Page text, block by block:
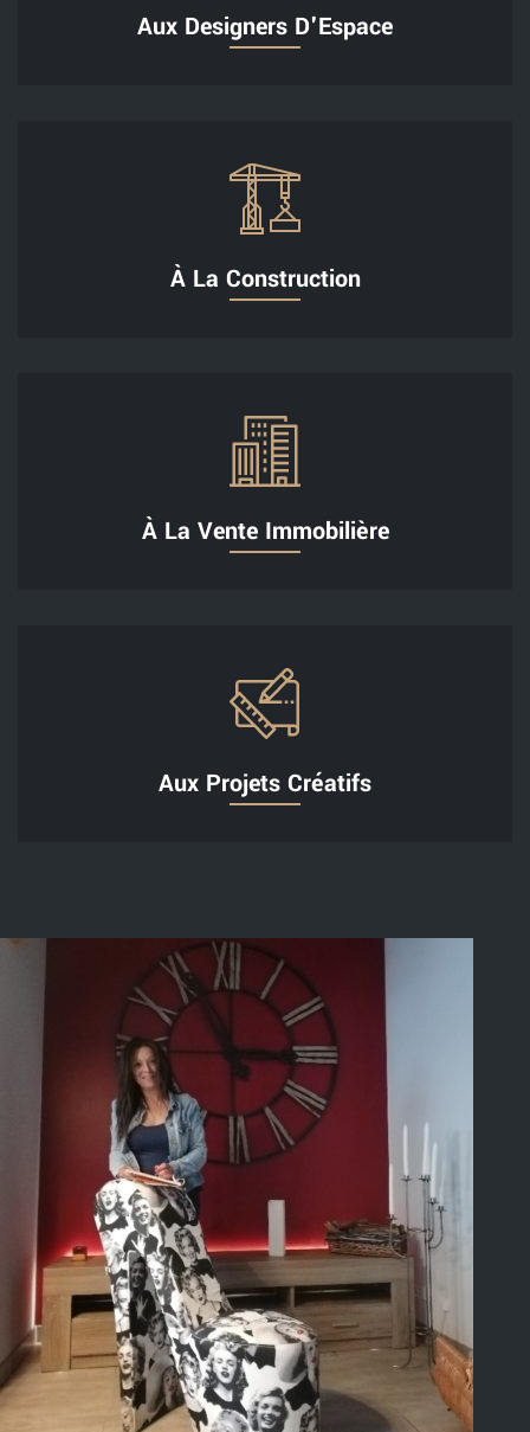
Aux Designers D'Espace
À La Construction
À La Vente Immobilière
Aux Projets Créatifs